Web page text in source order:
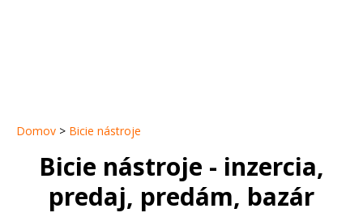
Domov > Bicie nástroje
Bicie nástroje - inzercia,
predaj, predám, bazár